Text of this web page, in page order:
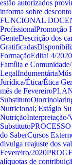
estão autorizados
informa sobre
FUNCIONAL
ProfissionalPromoção
GenteDescrição dos
Gratificadas
FormaçãoEdital 4/
Família e
LegalIndumentária
Jurídica/Ética/Ética
mês de Fevereiro
Substituto
Nutricional; Estágio
NutriçãoInterpretação/
Substituto
do SaberCursos
divulga reajuste dos
Fevereiro/2020
alíquotas de